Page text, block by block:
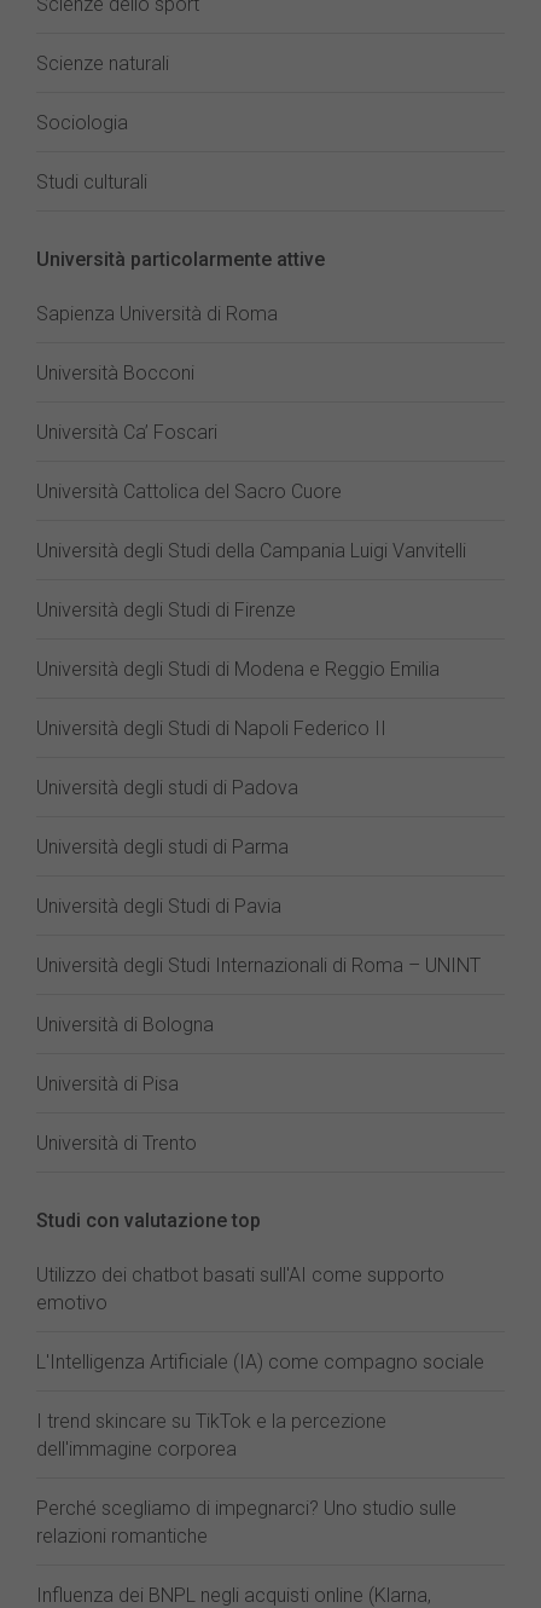
Scienze naturali
Sociologia
Studi culturali
Università particolarmente attive
Sapienza Università di Roma
Università Bocconi
Università Ca’ Foscari
Università Cattolica del Sacro Cuore
Università degli Studi della Campania Luigi Vanvitelli
Università degli Studi di Firenze
Università degli Studi di Modena e Reggio Emilia
Università degli Studi di Napoli Federico II
Università degli studi di Padova
Università degli studi di Parma
Università degli Studi di Pavia
Università degli Studi Internazionali di Roma – UNINT
Università di Bologna
Università di Pisa
Università di Trento
Studi con valutazione top
Utilizzo dei chatbot basati sull'AI come supporto
emotivo
L'Intelligenza Artificiale (IA) come compagno sociale
I trend skincare su TikTok e la percezione
dell'immagine corporea
Perché scegliamo di impegnarci? Uno studio sulle
relazioni romantiche
Influenza dei BNPL negli acquisti online (Klarna,